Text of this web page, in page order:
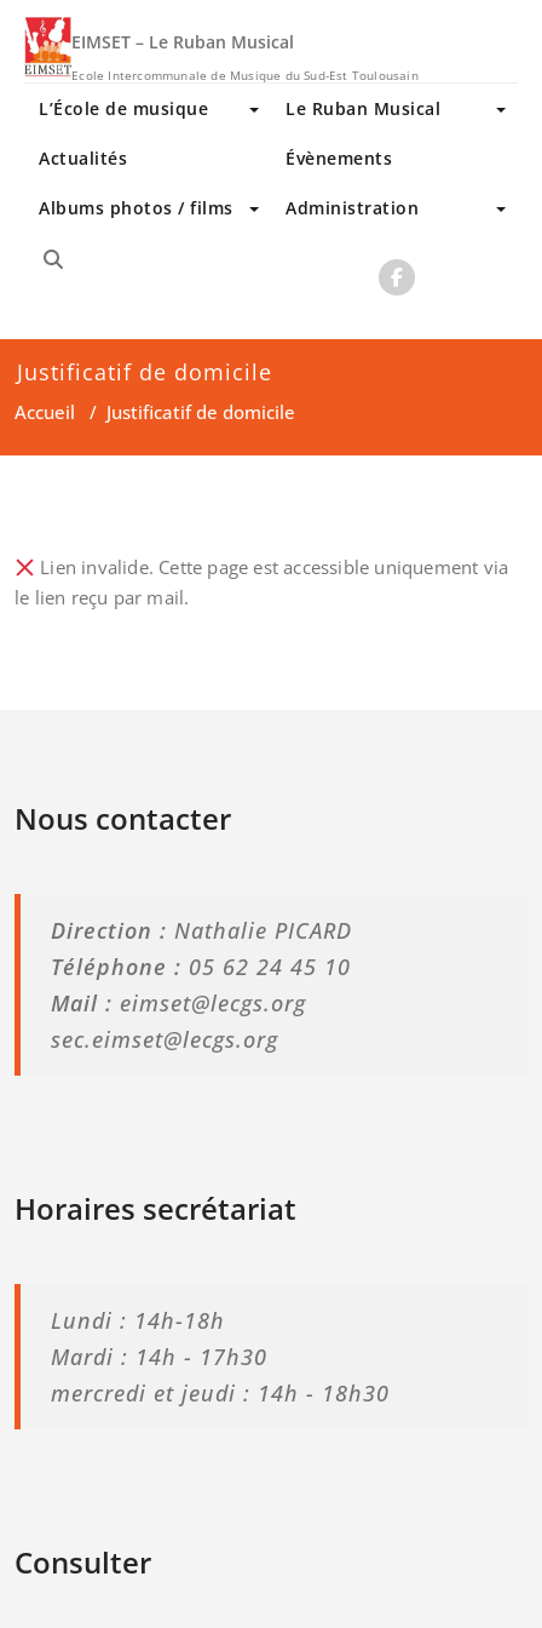
Skip
content
EIMSET – Le Ruban Musical
Ecole Intercommunale de Musique du Sud-Est Toulousain
L’École de musique Le Ruban Musical
Actualités Évènements
Albums photos / films Administration
Justificatif de domicile
Accueil / Justificatif de domicile
Lien invalide. Cette page est accessible uniquement via
le lien reçu par mail.
Nous contacter
Direction : Nathalie PICARD
Téléphone : 05 62 24 45 10
Mail : eimset@lecgs.org
sec.eimset@lecgs.org
Horaires secrétariat
Lundi : 14h-18h
Mardi : 14h - 17h30
mercredi et jeudi : 14h - 18h30
Consulter